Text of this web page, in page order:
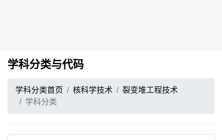
学科分类与代码
学科分类首页 核科学技术
裂变堆工程技术
学科分类